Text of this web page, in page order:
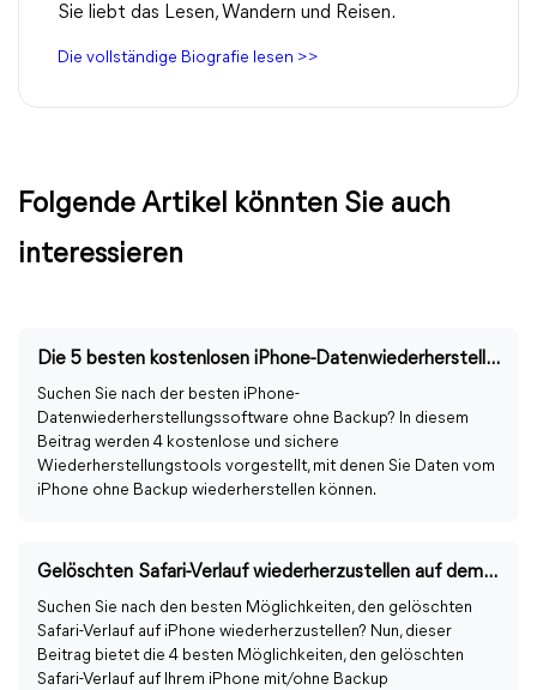
Sie liebt das Lesen, Wandern und Reisen.
Die vollständige Biografie lesen >>
Folgende Artikel könnten Sie auch
interessieren
Die 5 besten kostenlosen iPhone-Datenwiederherstellungssoftware ohne Backup
Suchen Sie nach der besten iPhone-
Datenwiederherstellungssoftware ohne Backup? In diesem
Beitrag werden 4 kostenlose und sichere
Wiederherstellungstools vorgestellt, mit denen Sie Daten vom
iPhone ohne Backup wiederherstellen können.
Gelöschten Safari-Verlauf wiederherzustellen auf dem iPhone
Suchen Sie nach den besten Möglichkeiten, den gelöschten
Safari-Verlauf auf iPhone wiederherzustellen? Nun, dieser
Beitrag bietet die 4 besten Möglichkeiten, den gelöschten
Safari-Verlauf auf Ihrem iPhone mit/ohne Backup